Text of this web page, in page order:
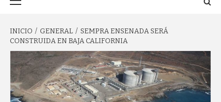
GARCÍA'S
BLOG
INICIO GENERAL
SEMPRA ENSENADA SERÁ
CONSTRUIDA EN BAJA CALIFORNIA